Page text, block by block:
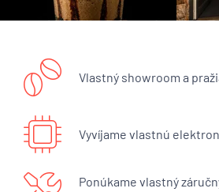
Vlastný showroom a
Vyvíjame vlastnú
Ponúkame vlastný